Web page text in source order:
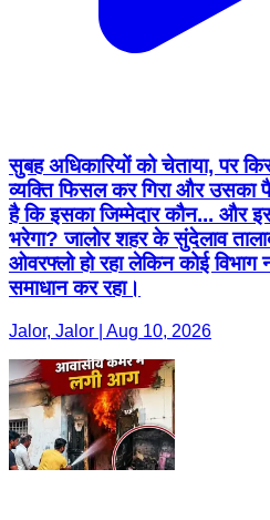
सुबह अधिकारियों को चेताया, पर
व्यक्ति फिसल कर गिरा और उसका
है कि इसका जिम्मेदार कौन... और
भरेगा? जालोर शहर के सुंदेलाव
ओवरफ्लो हो रहा लेकिन कोई विभाग
समाधान कर रहा।
Jalor, Jalor | Aug 10, 2026